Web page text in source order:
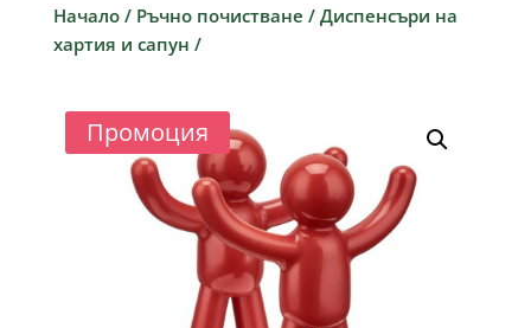
Начало/ Ръчно почистване / Диспенсъри на
хартия и сапун /
Промоция